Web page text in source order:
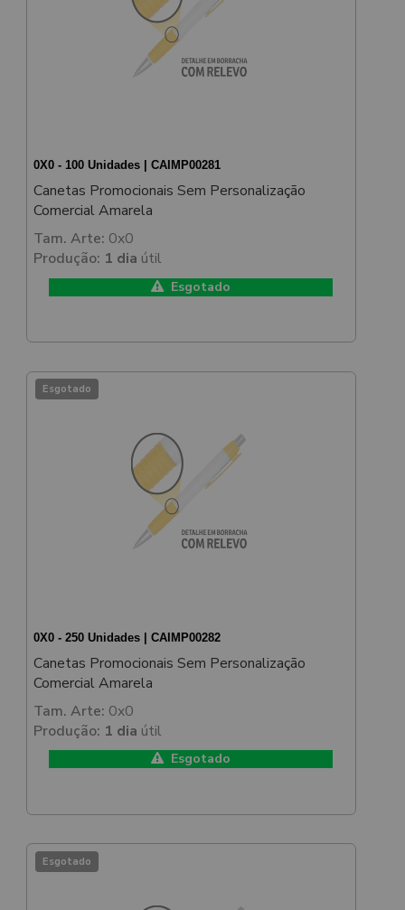
0X0 - 100 Unidades | CAIMP00281
Canetas Promocionais Sem Personalização
Comercial Amarela
Tam. Arte: 0x0
Produção: 1 dia útil
Esgotado
Esgotado
0X0 - 250 Unidades | CAIMP00282
Canetas Promocionais Sem Personalização
Comercial Amarela
Tam. Arte: 0x0
Produção: 1 dia útil
Esgotado
Esgotado